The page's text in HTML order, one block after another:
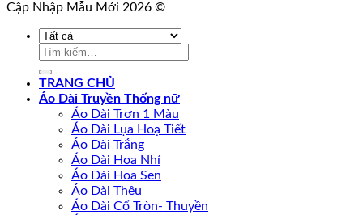
Cập Nhập Mẫu Mới 2026 ©
Tìm
TRANG CHỦ
Áo Dài Truyền Thống nữ
Áo Dài Trơn 1 Màu
Áo Dài Lụa Hoạ Tiết
Áo Dài Trắng
Áo Dài Hoa Nhí
Áo Dài Hoa Sen
Áo Dài Thêu
Áo Dài Cổ Tròn- Thuyền